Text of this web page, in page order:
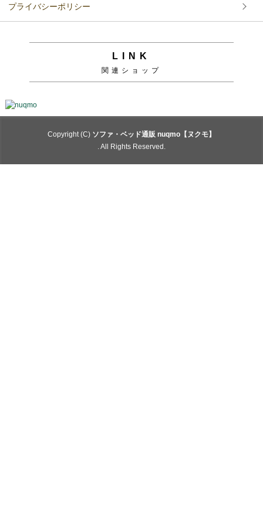
プライバシーポリシー
LINK
関連ショップ
Copyright (C) ソファ・ベッド通販 nuqmo【ヌクモ】
. All Rights Reserved.